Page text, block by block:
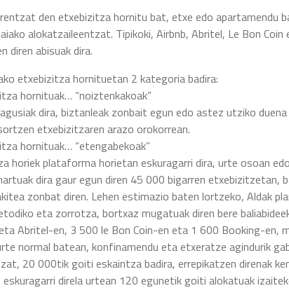
den etxebizitza hornitu bat, etxe edo apartamendu
alokatzaileentzat. Tipikoki, Airbnb, Abritel, Le Bon
diren abisuak dira.
etxebizitza hornituetan 2 kategoria badira:
hornituak… “noiztenkakoak”
dira, biztanleak zonbait egun edo astez utziko
etxebizitzaren arazo orokorrean.
hornituak… “etengabekoak”
horiek plataforma horietan eskuragarri dira, urte osoan
dira gaur egun diren 45 000 bigarren etxebizitzetan,
zonbat diren. Lehen estimazio baten lortzeko, Aldak
eta zorrotza, bortxaz mugatuak diren bere
Abritel-en, 3 500 le Bon Coin-en eta 1 600 Booking-en,
normal batean, konfinamendu eta etxeratze agindurik
20 000tik goiti eskaintza badira, errepikatzen direnak
eskuragarri direla urtean 120 egunetik goiti alokatuak